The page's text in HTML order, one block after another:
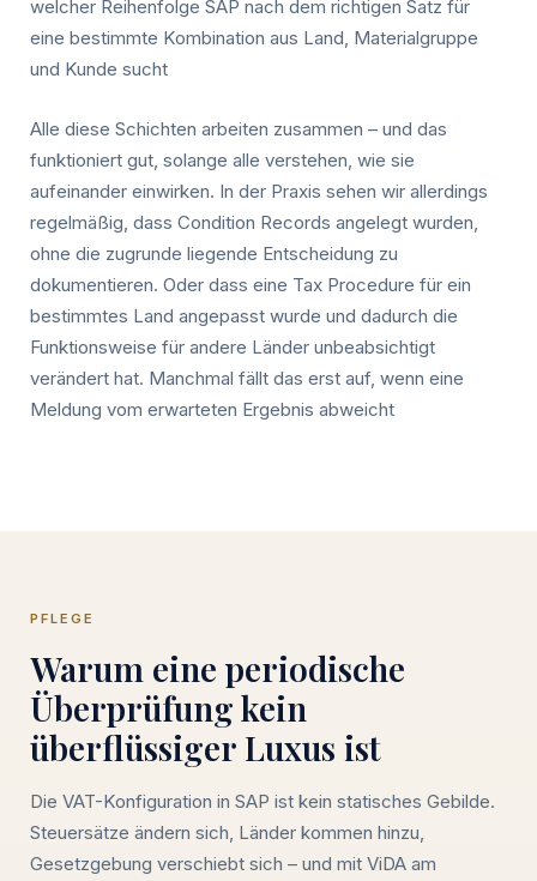
welcher Reihenfolge SAP nach dem richtigen Satz für
eine bestimmte Kombination aus Land, Materialgruppe
und Kunde sucht
Alle diese Schichten arbeiten zusammen – und das
funktioniert gut, solange alle verstehen, wie sie
aufeinander einwirken. In der Praxis sehen wir allerdings
regelmäßig, dass Condition Records angelegt wurden,
ohne die zugrunde liegende Entscheidung zu
dokumentieren. Oder dass eine Tax Procedure für ein
bestimmtes Land angepasst wurde und dadurch die
Funktionsweise für andere Länder unbeabsichtigt
verändert hat. Manchmal fällt das erst auf, wenn eine
Meldung vom erwarteten Ergebnis abweicht
PFLEGE
Warum eine periodische
Überprüfung kein
überflüssiger Luxus ist
Die VAT-Konfiguration in SAP ist kein statisches Gebilde.
Steuersätze ändern sich, Länder kommen hinzu,
Gesetzgebung verschiebt sich – und mit ViDA am